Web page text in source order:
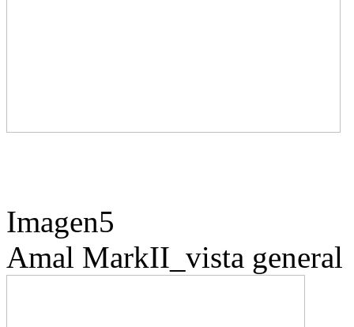
Imagen5
Amal MarkII_vista general